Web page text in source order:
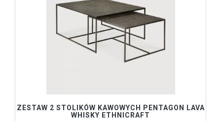
ZESTAW 2 STOLIKÓW KAWOWYCH PENTAGON LAVA
WHISKY ETHNICRAFT